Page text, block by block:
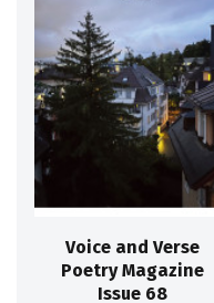
Voice and Verse
Poetry Magazine
Issue 68